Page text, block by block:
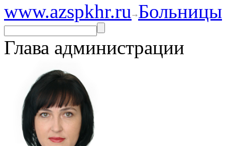
www.azspkhr.ru Больницы
Глава администрации